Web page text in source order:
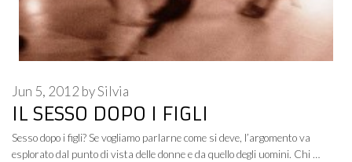
IL SESSO DOPO I FIGLI
Jun 5, 2012 bySilvia
Sesso dopo i figli? Se vogliamo parlarne come si deve, l’argomento va
esplorato dal punto di vista delle donne e da quello degli uomini. Chi …